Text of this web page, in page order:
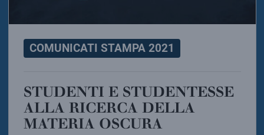
COMUNICATI STAMPA 2021
STUDENTI E STUDENTESSE
ALLA RICERCA DELLA
MATERIA OSCURA